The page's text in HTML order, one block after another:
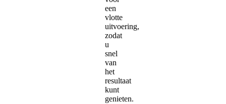
een
vlotte
uitvoering,
zodat
u
snel
van
het
resultaat
kunt
genieten.